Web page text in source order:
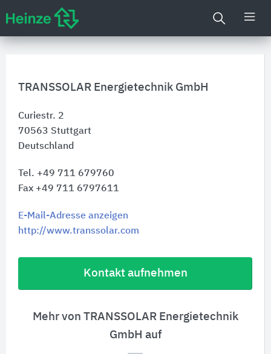
TRANSSOLAR Energietechnik GmbH
Curiestr. 2
70563 Stuttgart
Deutschland
Tel. +49 711 679760
Fax +49 711 6797611
E-Mail-Adresse anzeigen
http://www.transsolar.com
Kontakt aufnehmen
Mehr von TRANSSOLAR Energietechnik
GmbH auf